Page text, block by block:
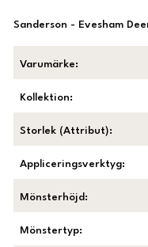
Sanderson - Evesham
Varumärke:
Kollektion:
Storlek (Attribut):
Appliceringsverktyg:
Mönsterhöjd :
Mönstertyp: